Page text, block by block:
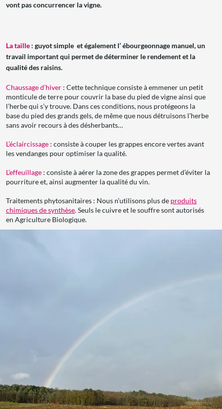
vont pas concurrencer la vigne.
La taille : guyot simple et également l’ ébourgeonnage manuel, un
travail important qui permet de déterminer le rendement et la
qualité des raisins.
Chaussage d’hiver : Cette technique consiste à emmener un petit
monticule de terre pour couvrir la base du pied de vigne ainsi que
l’herbe qui s’y trouve. Dans ces conditions, nous protégeons la
base du pied des grands gels, de même que nous détruisons l’herbe
sans avoir recours à des désherbants…
L’éclaircissage : consiste à couper les grappes encore vertes avant
les vendanges pour optimiser la qualité.
L’effeuillage : consiste à aérer la zone des grappes permet d’éviter la
pourriture et, ainsi augmenter la qualité du vin.
Traitements phytosanitaires : Nous n’utilisons plus de produits
chimiques de synthèse.Seuls le cuivre et le souffre sont autorisés
en Agriculture Biologique.